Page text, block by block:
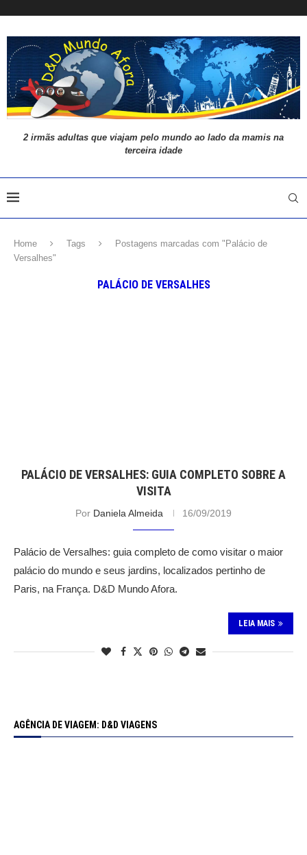
2 irmãs adultas que viajam pelo mundo ao lado da mamis na
terceira idade
Home Tags
Postagens marcadas com "Palácio de
Versalhes"
PALÁCIO DE VERSALHES
PALÁCIO DE VERSALHES: GUIA COMPLETO SOBRE A
VISITA
Por Daniela Almeida 16/09/2019
Palácio de Versalhes: guia completo de como visitar o maior
palácio do mundo e seus jardins, localizados pertinho de
Paris, na França. D&D Mundo Afora.
LEIA MAIS
AGÊNCIA DE VIAGEM: D&D VIAGENS